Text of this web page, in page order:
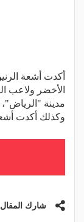
أكدت أشعة
الأخضر ولاعب
مدينة
وكذلك أكدت
شارك المقال